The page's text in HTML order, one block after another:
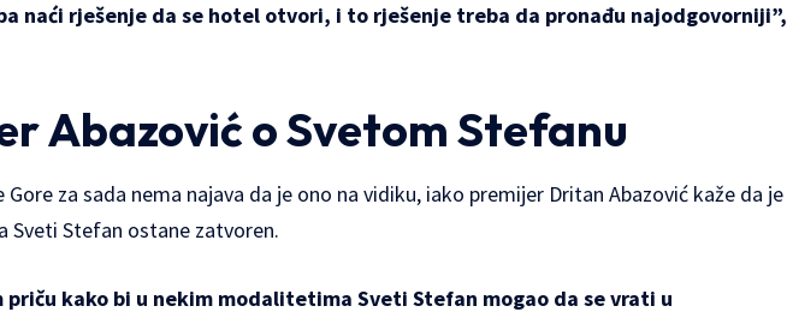
naći rješenje da se hotel otvori, i to rješenje treba da pronađu najodgovorniji”,
Abazović o Svetom Stefanu
Gore za sada nema najava da je ono na vidiku, iako premijer Dritan Abazović kaže da je
Sveti Stefan ostane zatvoren.
priču kako bi u nekim modalitetima Sveti Stefan mogao da se vrati u